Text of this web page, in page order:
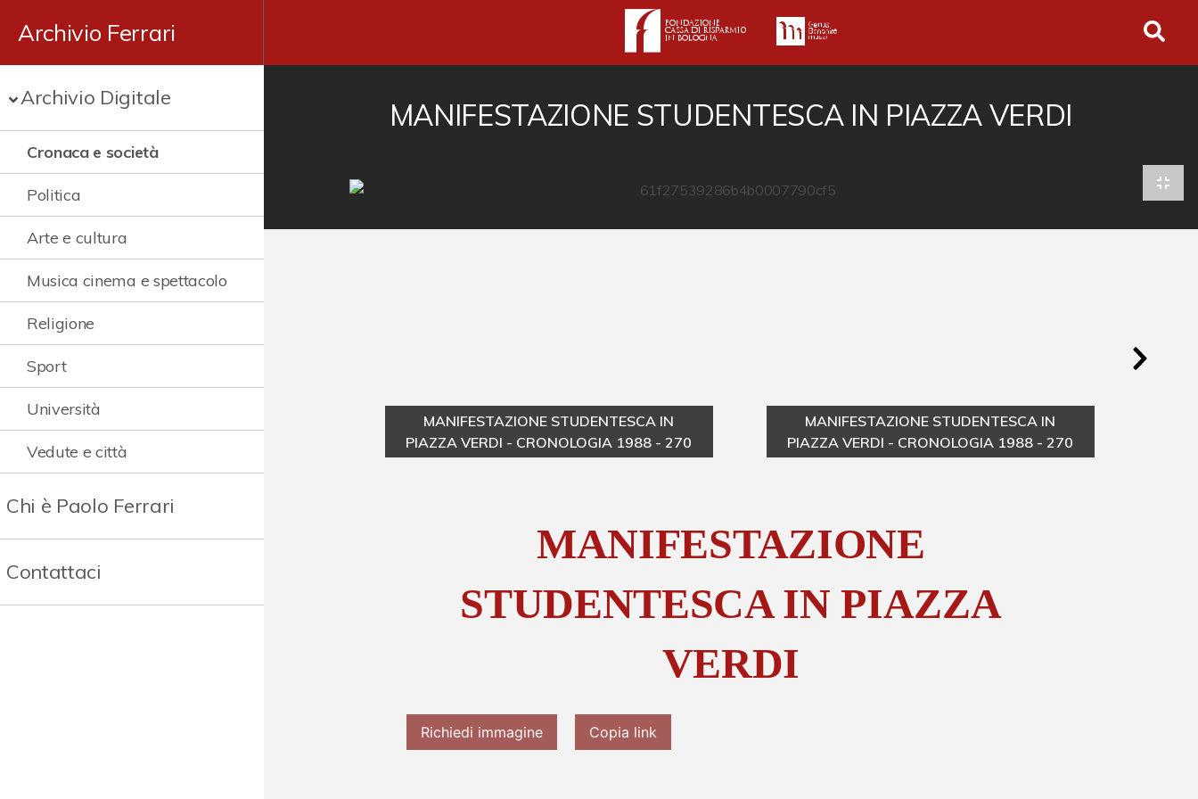
Archivio Ferrari
Archivio Digitale
Cronaca e società
Politica
Arte e cultura
Musica cinema e spettacolo
Religione
Sport
Università
Vedute e città
Chi è Paolo Ferrari
Contattaci
MANIFESTAZIONE STUDENTESCA IN PIAZZA VERDI
MANIFESTAZIONE STUDENTESCA IN
PIAZZA VERDI - CRONOLOGIA 1988 - 270
MANIFESTAZIONE STUDENTESCA IN
PIAZZA VERDI - CRONOLOGIA 1988 - 270
MANIFESTAZIONE
STUDENTESCA IN PIAZZA
VERDI
Richiedi immagine Copia link